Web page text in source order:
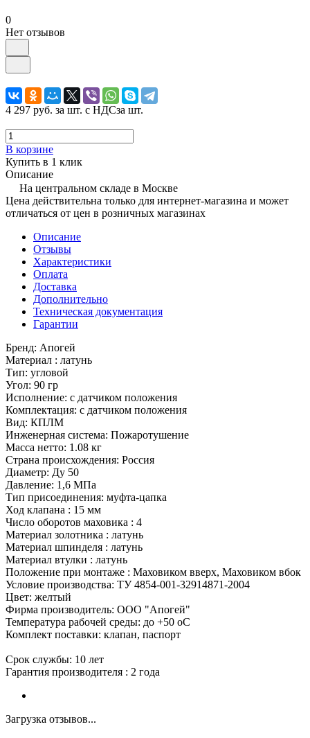
0
Нет отзывов
4 297 руб. за шт. с НДСза шт.
В корзине
Купить в 1 клик
Описание
На центральном складе в Москве
Цена действительна только для интернет-магазина и может
отличаться от цен в розничных магазинах
Описание
Отзывы
Характеристики
Оплата
Доставка
Дополнительно
Техническая документация
Гарантии
Бренд: Апогей
Материал : латунь
Тип: угловой
Угол: 90 гр
Исполнение: с датчиком положения
Комплектация: с датчиком положения
Вид: КПЛМ
Инженерная система: Пожаротушение
Масса нетто: 1.08 кг
Страна происхождения: Россия
Диаметр: Ду 50
Давление: 1,6 МПа
Тип присоединения: муфта-цапка
Ход клапана : 15 мм
Число оборотов маховика : 4
Материал золотника : латунь
Материал шпинделя : латунь
Материал втулки : латунь
Положение при монтаже : Маховиком вверх, Маховиком вбок
Условие производства: ТУ 4854-001-32914871-2004
Цвет: желтый
Фирма производитель: ООО "Апогей"
Температура рабочей среды: до +50 oC
Комплект поставки: клапан, паспорт
Срок службы: 10 лет
Гарантия производителя : 2 года
Загрузка отзывов...